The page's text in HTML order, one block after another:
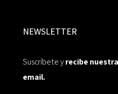
NEWSLETTER
Suscríbete yrecibe
email.